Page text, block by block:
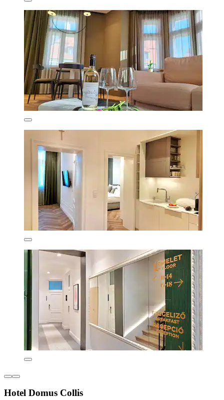
Hotel Domus Collis